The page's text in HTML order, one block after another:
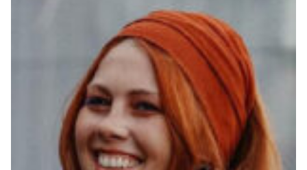
Obecnie pracuje nad albumem w ramach nowego projektu Novika & Sambor. Od
przeszło 15. lat prowadzi również autorskie audycje radiowe. Gościła już na
antenach wielu stacji, ostatnio w radiu Kampus prowadziła Lekko, obecnie -
audycję „Mam grać” w radiu 357.